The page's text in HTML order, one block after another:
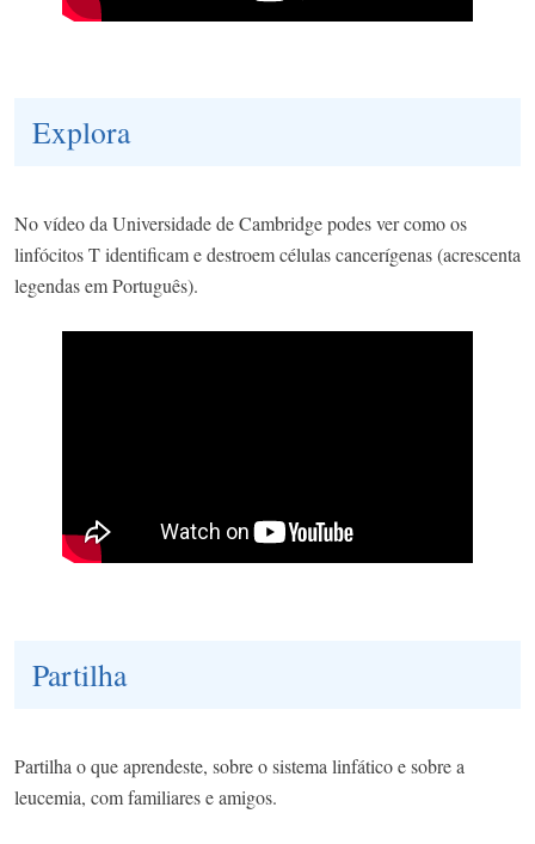
Explora
No vídeo da Universidade de Cambridge podes ver como os
linfócitos T identificam e destroem células cancerígenas (acrescenta
legendas em Português).
Partilha
Partilha o que aprendeste, sobre o sistema linfático e sobre a
leucemia, com familiares e amigos.